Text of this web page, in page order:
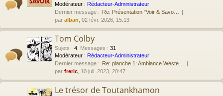
Modérateur : Rédacteur-Administrateur
Dernier message : Re: Présentation "Voir & Savo…
par alban , 02 févr. 2026, 15:13
Tom Colby
Sujets : 4 Messages : 31
Modérateur : Rédacteur-Administrateur
Dernier message : Re: planche 1: Ambiance Weste…
par freric , 10 juil. 2023, 20:47
Le trésor de Toutankhamon